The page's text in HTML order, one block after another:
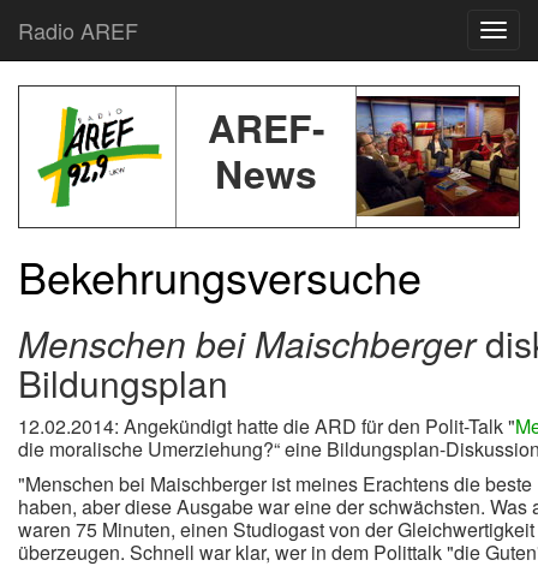
Radio AREF
AREF-
News
Bekehrungsversuche
Menschen bei Maischberger
Bildungsplan
12.02.2014: Angekündigt hatte die ARD für den Polit-Talk "
die moralische Umerziehung?“ eine Bildungsplan-
"Menschen bei Maischberger ist meines Erachtens die
haben, aber diese Ausgabe war eine der schwächsten.
waren 75 Minuten, einen Studiogast von der
überzeugen. Schnell war klar, wer in dem Polittalk "die